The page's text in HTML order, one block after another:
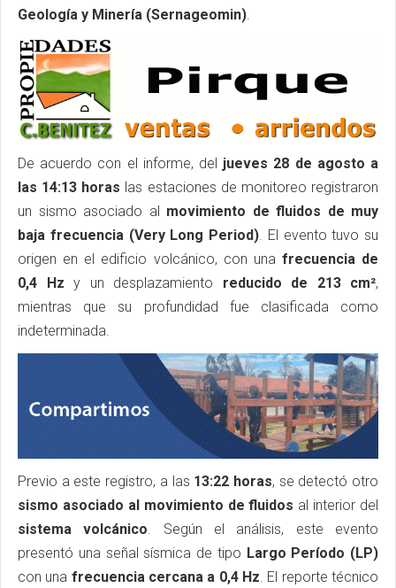
Geología y Minería (Sernageomin).
De acuerdo con el informe, del jueves 28 de agosto a
las 14:13 horas las estaciones de monitoreo registraron
un sismo asociado al movimiento de fluidos de muy
baja frecuencia (Very Long Period) . El evento tuvo su
origen en el edificio volcánico, con una frecuencia de
0,4 Hz y un desplazamiento reducido de 213 cm²,
mientras que su profundidad fue clasificada como
indeterminada.
Previo a este registro, a las 13:22 horas, se detectó otro
sismo asociado al movimiento de fluidos al interior del
sistema volcánico. Según el análisis, este evento
presentó una señal sísmica de tipo Largo Período (LP)
con una frecuencia cercana a 0,4 Hz. El reporte técnico